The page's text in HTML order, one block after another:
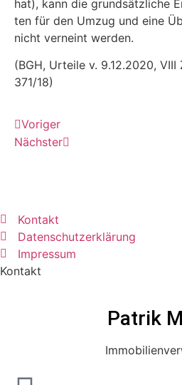
hat), kann die grund­sätz­li­che
ten für den Umzug und eine
nicht ver­neint werden.
(BGH, Urtei­le v. 9.12.2020, VIII
371/18)
Vori­ger
Nächs­ter
Kontakt
Datenschutzerklärung
Impressum
Kontakt
Patrik